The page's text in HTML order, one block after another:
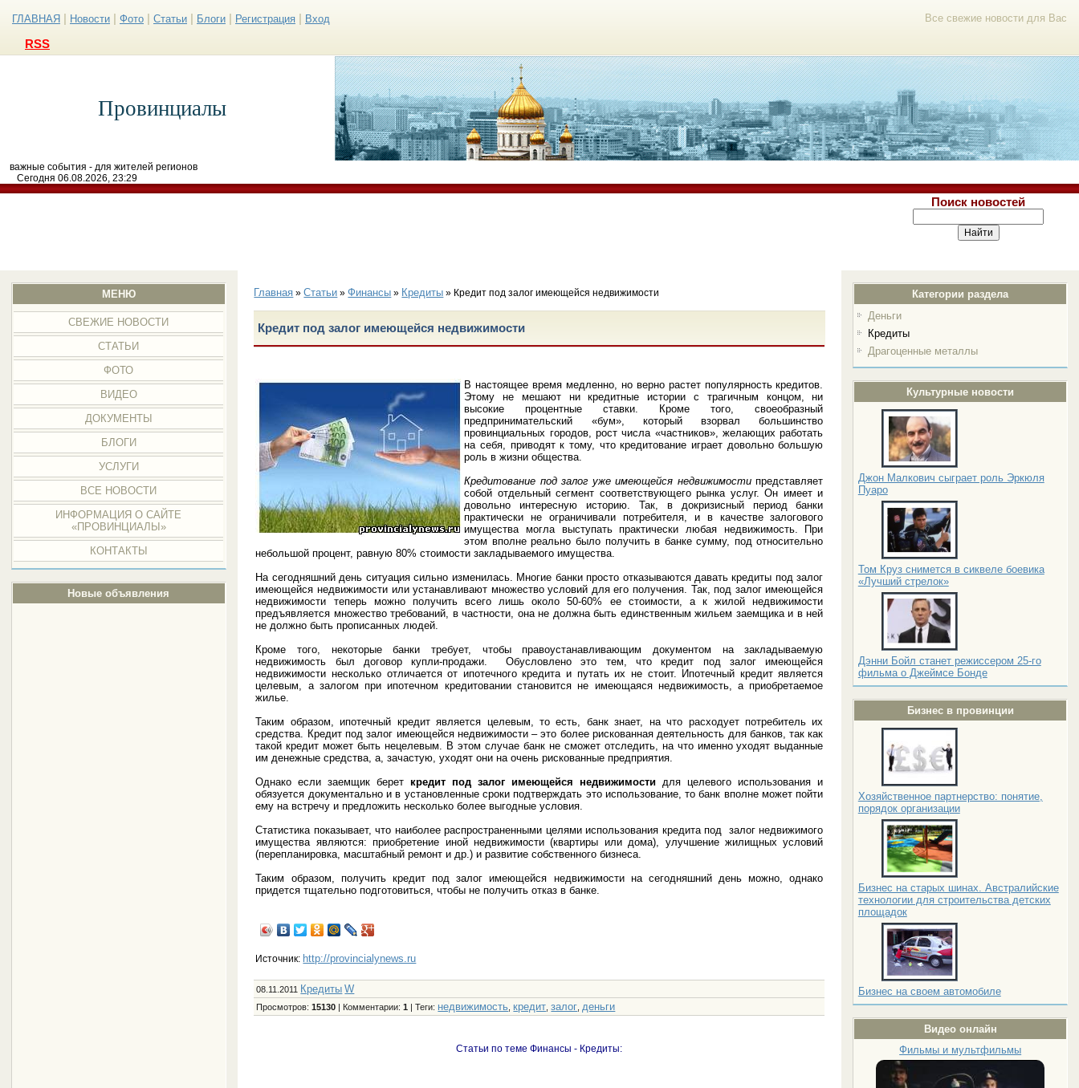
Все свежие новости для Вас
ГЛАВНАЯ Новости Фото Статьи Блоги Регистрация Вход
RSS
Провинциалы
важные события - для жителей регионов
Сегодня 06.08.2026, 23:29
Поиск новостей
МЕНЮ
СВЕЖИЕ НОВОСТИ
СТАТЬИ
ФОТО
ВИДЕО
ДОКУМЕНТЫ
БЛОГИ
УСЛУГИ
ВСЕ НОВОСТИ
ИНФОРМАЦИЯ О САЙТЕ
«ПРОВИНЦИАЛЫ»
КОНТАКТЫ
Новые объявления
Категории раздела
Деньги
Кредиты
Драгоценные металлы
Культурные новости
Джон Малкович сыграет роль Эркюля
Пуаро
Том Круз снимется в сиквеле боевика
«Лучший стрелок»
Дэнни Бойл станет режиссером 25-го
фильма о Джеймсе Бонде
Бизнес в провинции
Хозяйственное партнерство: понятие,
порядок организации
Бизнес на старых шинах. Австралийские
технологии для строительства детских
площадок
Бизнес на своем автомобиле
Видео онлайн
Фильмы и мультфильмы
Главная »Статьи »Финансы » Кредиты » Кредит под залог имеющейся недвижимости
Кредит под залог имеющейся недвижимости
В настоящее время медленно, но верно растет популярность кредитов.
Этому не мешают ни кредитные истории с трагичным концом, ни
высокие процентные ставки. Кроме того, своеобразный
предпринимательский «бум», который взорвал большинство
провинциальных городов, рост числа «частников», желающих работать
на себя, приводят к тому, что кредитование играет довольно большую
роль в жизни общества.
Кредитование под залог уже имеющейся недвижимостипредставляет
собой отдельный сегмент соответствующего рынка услуг. Он имеет и
довольно интересную историю. Так, в докризисный период банки
практически не ограничивали потребителя, и в качестве залогового
имущества могла выступать практически любая недвижимость. При
этом вполне реально было получить в банке сумму, под относительно
небольшой процент, равную 80% стоимости закладываемого имущества.
На сегодняшний день ситуация сильно изменилась. Многие банки просто отказываются давать кредиты под залог
имеющейся недвижимости или устанавливают множество условий для его получения. Так, под залог имеющейся
недвижимости теперь можно получить всего лишь около 50-60% ее стоимости, а к жилой недвижимости
предъявляется множество требований, в частности, она не должна быть единственным жильем заемщика и в ней
не должно быть прописанных людей.
Кроме того, некоторые банки требует, чтобы правоустанавливающим документом на закладываемую
недвижимость был договор купли-продажи. Обусловлено это тем, что кредит под залог имеющейся
недвижимости несколько отличается от ипотечного кредита и путать их не стоит. Ипотечный кредит является
целевым, а залогом при ипотечном кредитовании становится не имеющаяся недвижимость, а приобретаемое
жилье.
Таким образом, ипотечный кредит является целевым, то есть, банк знает, на что расходует потребитель их
средства. Кредит под залог имеющейся недвижимости – это более рискованная деятельность для банков, так как
такой кредит может быть нецелевым. В этом случае банк не сможет отследить, на что именно уходят выданные
им денежные средства, а, зачастую, уходят они на очень рискованные предприятия.
Однако если заемщик береткредит под залог имеющейся недвижимости для целевого использования и
обязуется документально и в установленные сроки подтверждать это использование, то банк вполне может пойти
ему на встречу и предложить несколько более выгодные условия.
Статистика показывает, что наиболее распространенными целями использования кредита под залог недвижимого
имущества являются: приобретение иной недвижимости (квартиры или дома), улучшение жилищных условий
(перепланировка, масштабный ремонт и др.) и развитие собственного бизнеса.
Таким образом, получить кредит под залог имеющейся недвижимости на сегодняшний день можно, однако
придется тщательно подготовиться, чтобы не получить отказ в банке.
Источник: http://provincialynews.ru
08.11.2011 Кредиты W
Просмотров:15130 | Комментарии:1 |Теги: недвижимость кредит ,залог деньги
Статьи по теме Финансы - Кредиты: